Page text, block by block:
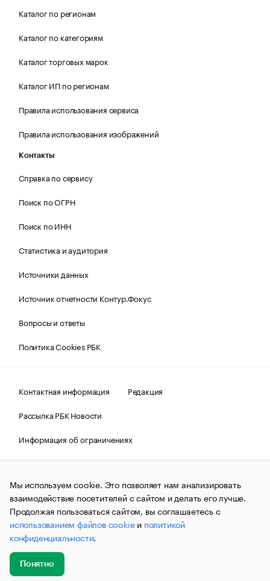
Каталог по регионам
Каталог по категориям
Каталог торговых марок
Каталог ИП по регионам
Правила использования сервиса
Правила использования изображений
Контакты
Справка по сервису
Поиск по ОГРН
Поиск по ИНН
Статистика и аудитория
Источники данных
Источник отчетности Контур.Фокус
Вопросы и ответы
Политика Cookies РБК
Контактная информация
Редакция
Рассылка РБК Новости
Информация об ограничениях
Правовая информация
О соблюдении авторских прав
© АО «РОСБИЗНЕСКОНСАЛТИНГ»,1995–2026.Сообщения
и материалы информационного агентства «РБК»
(зарегистрировано Федеральной службой по надзору в сфере
связи, информационных технологий и массовых
коммуникаций (Роскомнадзор) 09.12.2015 за номером ИА
№ФС77-63848) сопровождаются пометкой «РБК». Отдельные
публикации могут содержать информацию,
не предназначенную для пользователей
до 18 лет.
Мы используем cookie. Это позволяет нам анализировать
взаимодействие посетителей с сайтом и делать его лучше.
Продолжая пользоваться сайтом, вы соглашаетесь с
использованием файлов cookieи политикой
конфиденциальности.
Понятно